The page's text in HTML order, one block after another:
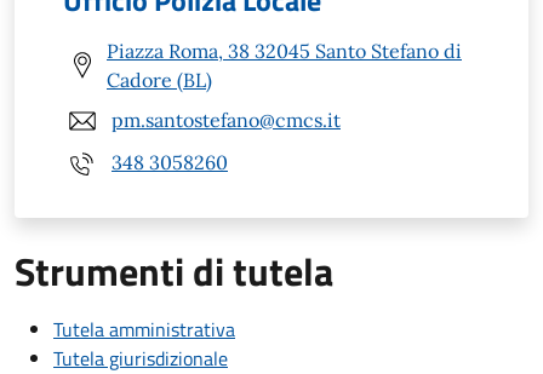
Piazza Roma, 38 32045 Santo Stefano di
Cadore (BL)
pm.santostefano@cmcs.it
348 3058260
Strumenti di tutela
Tutela amministrativa
Tutela giurisdizionale